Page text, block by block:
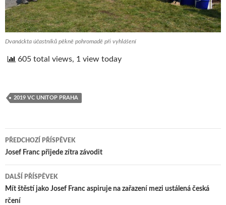
Dvanáckta účastníků pěkně pohromadě při vyhlášení
605 total views, 1 view today
2019 VC UNITOP PRAHA
Navigace
pro
příspěvek
PŘEDCHOZÍ PŘÍSPĚVEK
Josef Franc přijede zítra závodit
DALŠÍ PŘÍSPĚVEK
Mít štěstí jako Josef Franc aspiruje na zařazení mezi ustálená česká
rčení